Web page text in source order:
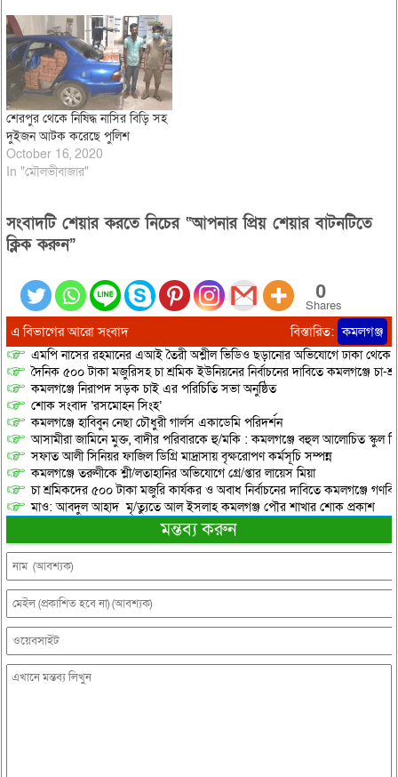
শেরপুর থেকে নিষিদ্ধ নাসির বিড়ি সহ
দুইজন আটক করেছে পুলিশ
October 16, 2020
In "মৌলভীবাজার"
সংবাদটি শেয়ার করতে নিচের “আপনার প্রিয় শেয়ার বাটনটিতে
ক্লিক করুন”
0
Shares
এ বিভাগের আরো সংবাদ বিস্তারিত: কমলগঞ্জ
এমপি নাসের রহমানের এআই তৈরী অশ্লীল ভিডিও ছড়ানোর অভিযোগে ঢাকা থেকে
দৈনিক ৫০০ টাকা মজুরিসহ চা শ্রমিক ইউনিয়নের নির্বাচনের দাবিতে কমলগঞ্জে চা-
কমলগঞ্জে নিরাপদ সড়ক চাই এর পরিচিতি সভা অনুষ্ঠিত
শোক সংবাদ ‘রসমোহন সিংহ’
কমলগঞ্জে হাবিবুন নেছা চৌধুরী গার্লস একাডেমি পরিদর্শন
আসামীরা জামিনে মুক্ত, বাদীর পরিবারকে হু/মকি : কমলগঞ্জে বহুল আলোচিত স্কুল
সফাত আলী সিনিয়র ফাজিল ডিগ্রি মাদ্রাসায় বৃক্ষরোপণ কর্মসূচি সম্পন্ন
কমলগঞ্জে তরুণীকে শ্লী/লতাহানির অভিযোগে গ্রে/প্তার লায়েস মিয়া
চা শ্রমিকদের ৫০০ টাকা মজুরি কার্যকর ও অবাধ নির্বাচনের দাবিতে কমলগঞ্জে
মাও: আবদুল আহাদ মৃ/ত্যুতে আল ইসলাহ কমলগঞ্জ পৌর শাখার শোক প্রকাশ
মন্তব্য করুন